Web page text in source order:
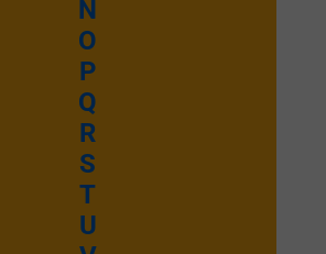
N
O
P
Q
R
S
T
U
Ecouter et télécharger
chanterai
Emmanuel Septembre 2025
Ecouter et télécharger